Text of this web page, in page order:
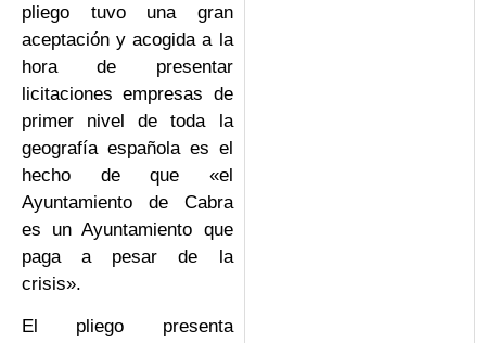
pliego tuvo una gran
aceptación y acogida a la
hora de presentar
licitaciones empresas de
primer nivel de toda la
geografía española es el
hecho de que «el
Ayuntamiento de Cabra
es un Ayuntamiento que
paga a pesar de la
crisis».
El pliego presenta